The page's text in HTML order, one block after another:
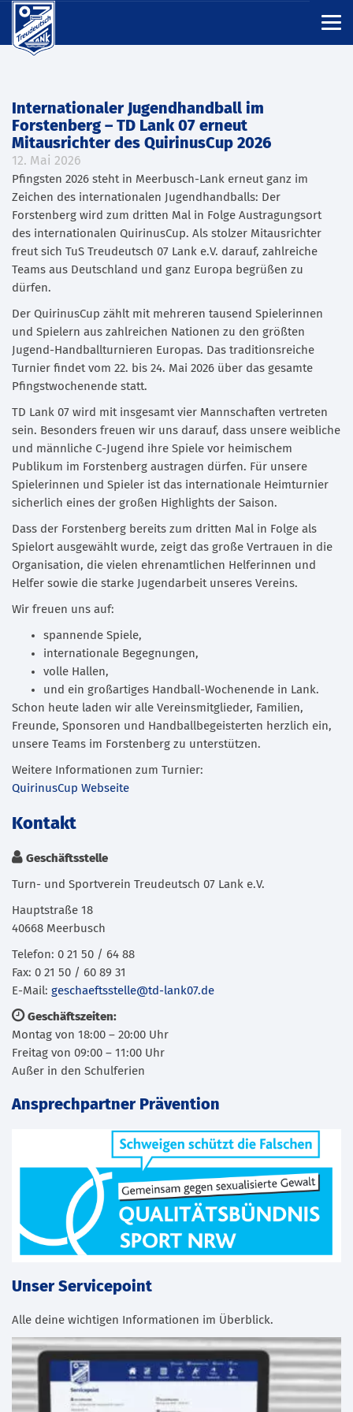
Internationaler Jugendhandball im
Forstenberg – TD Lank 07 erneut
Mitausrichter des QuirinusCup 2026
12. Mai 2026
Pfingsten 2026 steht in Meerbusch-Lank erneut ganz im
Zeichen des internationalen Jugendhandballs: Der
Forstenberg wird zum dritten Mal in Folge Austragungsort
des internationalen QuirinusCup. Als stolzer Mitausrichter
freut sich TuS Treudeutsch 07 Lank e.V. darauf, zahlreiche
Teams aus Deutschland und ganz Europa begrüßen zu
dürfen.
Der QuirinusCup zählt mit mehreren tausend Spielerinnen
und Spielern aus zahlreichen Nationen zu den größten
Jugend-Handballturnieren Europas. Das traditionsreiche
Turnier findet vom 22. bis 24. Mai 2026 über das gesamte
Pfingstwochenende statt.
TD Lank 07 wird mit insgesamt vier Mannschaften vertreten
sein. Besonders freuen wir uns darauf, dass unsere weibliche
und männliche C-Jugend ihre Spiele vor heimischem
Publikum im Forstenberg austragen dürfen. Für unsere
Spielerinnen und Spieler ist das internationale Heimturnier
sicherlich eines der großen Highlights der Saison.
Dass der Forstenberg bereits zum dritten Mal in Folge als
Spielort ausgewählt wurde, zeigt das große Vertrauen in die
Organisation, die vielen ehrenamtlichen Helferinnen und
Helfer sowie die starke Jugendarbeit unseres Vereins.
Wir freuen uns auf:
spannende Spiele,
internationale Begegnungen,
volle Hallen,
und ein großartiges Handball-Wochenende in Lank.
Schon heute laden wir alle Vereinsmitglieder, Familien,
Freunde, Sponsoren und Handballbegeisterten herzlich ein,
unsere Teams im Forstenberg zu unterstützen.
Weitere Informationen zum Turnier:
QuirinusCup Webseite
Kontakt
Geschäftsstelle
Turn- und Sportverein Treudeutsch 07 Lank e.V.
Hauptstraße 18
40668 Meerbusch
Telefon: 0 21 50 / 64 88
Fax: 0 21 50 / 60 89 31
E-Mail: geschaeftsstelle@td-lank07.de
Geschäftszeiten:
Montag von 18:00 – 20:00 Uhr
Freitag von 09:00 – 11:00 Uhr
Außer in den Schulferien
Ansprechpartner Prävention
Unser Servicepoint
Alle deine wichtigen Informationen im Überblick.